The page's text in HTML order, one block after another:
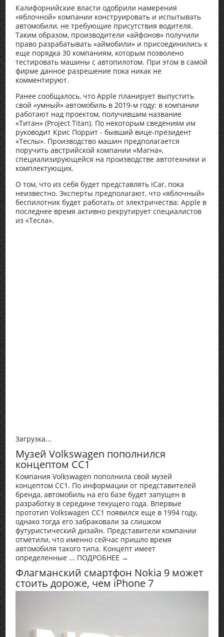
Калифорнийские власти одобрили намерения
«яблочной» компании конструировать и испытывать
автомобили, не требующие присутствия водителя.
Таким образом, производители «айфонов» получили
право разрабатывать «аймобили» и присоединились к
еще порядка 30 компаниям, которым позволено
тестировать машины с автопилотом. При этом в самой
фирме данное разрешение пока никак не
комментируют.
Ранее сообщалось, что Apple планирует выпустить
свой «умный» автомобиль в 2019-м году: в компании
работают над проектом, получившим название
«Титан» (Project Titan). По некоторым сведениям им
руководит Крис Поррит - бывший вице-президент
«Теслы». Производство машин предполагается
поручить австрийской компании «Магна»,
специализирующейся на производстве автотехники и
комплектующих.
О том, что из себя будет представлять iCar, пока
неизвестно. Эксперты предполагают, что «яблочный»
беспилотник будет работать от электричества: Apple в
последнее время активно рекрутирует специалистов
из «Тесла».
Загрузка...
Музей Volkswagen пополнился
концептом CC1
Компания Volkswagen пополнила свой музей
концептом CC1. По информации от представителей
бренда, автомобиль на его базе будет запущен в
разработку в середине текущего года. Впервые
прототип Volkswagen CC1 появился еще в 1994 году,
однако тогда его забраковали за слишком
футуристический дизайн. Представители компании
отметили, что именно сейчас пришло время
автомобиля такого типа. Концепт имеет
определенные ... ПОДРОБНЕЕ →
Флагманский смартфон Nokia 9 может
стоить дороже, чем iPhone 7